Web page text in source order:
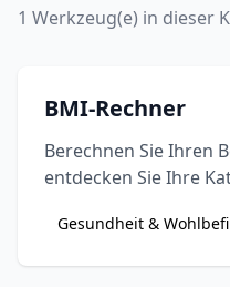
1 Werkzeug(e) in dieser
BMI-Rechner
Berechnen Sie Ihren
entdecken Sie Ihre
Interpretation.
Gesundheit &